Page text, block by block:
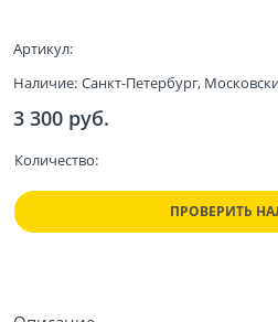
Артикул:
Наличие: Санкт-Петербург,
3 300 руб.
Количество:
ПРОВЕРИТЬ